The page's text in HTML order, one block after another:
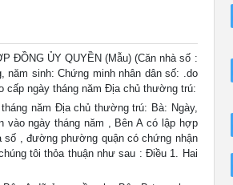
ĐỒNG ỦY QUYỀN (Mẫu) (Căn nhà số :
sinh: Chứng minh nhân dân số: .do
cấp ngày tháng năm Địa chủ thường trú:
năm Địa chủ thường trú: Bà: Ngày,
vào ngày tháng năm , Bên A có lập hợp
số , đường phường quận có chứng nhận
tôi thỏa thuận như sau : Điều 1. Hai